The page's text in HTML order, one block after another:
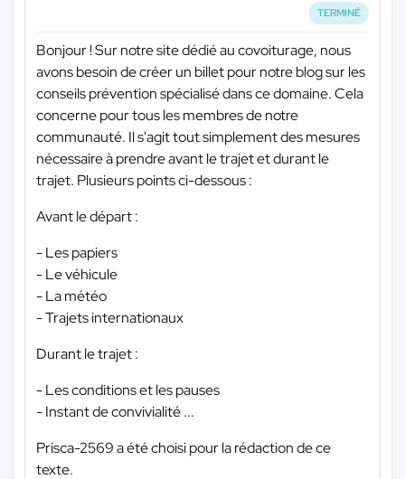
TERMINÉ
Bonjour ! Sur notre site dédié au covoiturage, nous
avons besoin de créer un billet pour notre blog sur les
conseils prévention spécialisé dans ce domaine. Cela
concerne pour tous les membres de notre
communauté. Il s'agit tout simplement des mesures
nécessaire à prendre avant le trajet et durant le
trajet. Plusieurs points ci-dessous :
Avant le départ :
- Les papiers
- Le véhicule
- La météo
- Trajets internationaux
Durant le trajet :
- Les conditions et les pauses
- Instant de convivialité ...
Prisca-2569 a été choisi pour la rédaction de ce
texte.